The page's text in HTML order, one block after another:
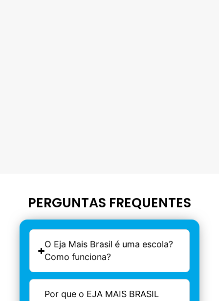
PERGUNTAS FREQUENTES
O Eja Mais Brasil é uma escola?
Como funciona?
Por que o EJA MAIS BRASIL